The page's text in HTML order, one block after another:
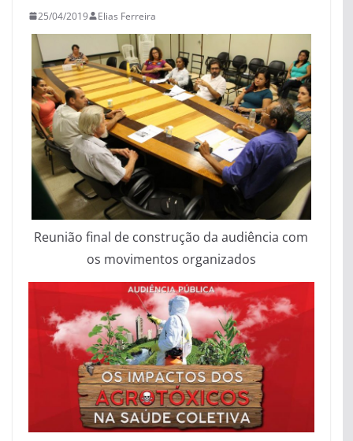
25/04/2019 Elias Ferreira
Reunião final de construção da audiência com
os movimentos organizados